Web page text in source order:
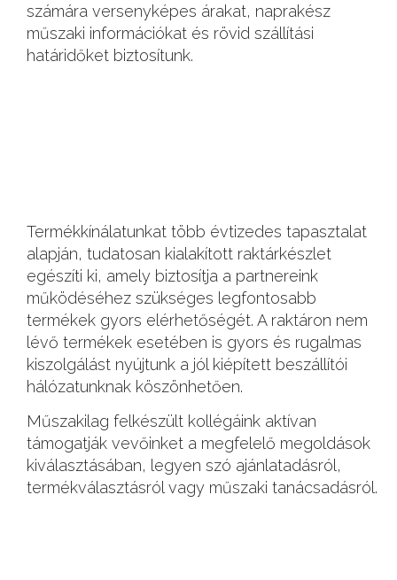
számára versenyképes árakat, naprakész
műszaki információkat és rövid szállítási
határidőket biztosítunk.
Termékkínálatunkat több évtizedes tapasztalat
alapján, tudatosan kialakított raktárkészlet
egészíti ki, amely biztosítja a partnereink
működéséhez szükséges legfontosabb
termékek gyors elérhetőségét. A raktáron nem
lévő termékek esetében is gyors és rugalmas
kiszolgálást nyújtunk a jól kiépített beszállítói
hálózatunknak köszönhetően.
Műszakilag felkészült kollégáink aktívan
támogatják vevőinket a megfelelő megoldások
kiválasztásában, legyen szó ajánlatadásról,
termékválasztásról vagy műszaki tanácsadásról.